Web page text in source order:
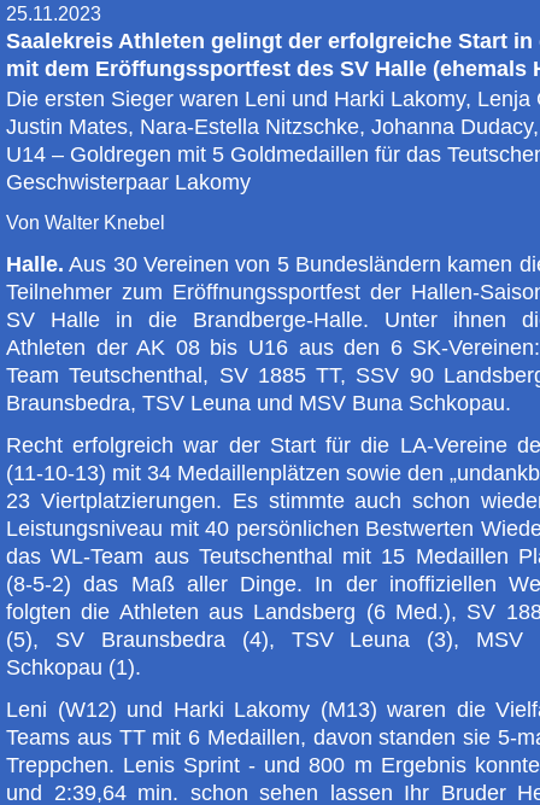
25.11.2023
Saalekreis Athleten gelingt der erfolgreiche Start in
mit dem Eröffungssportfest des SV Halle (ehemals
Die ersten Sieger waren Leni und Harki Lakomy, Lenja
Justin Mates, Nara-Estella Nitzschke, Johanna
U14 – Goldregen mit 5 Goldmedaillen für das
Geschwisterpaar Lakomy
Von Walter Knebel
Halle. Aus 30 Vereinen von 5 Bundesländern kamen
Teilnehmer zum Eröffnungssportfest der Hallen-
SV Halle in die Brandberge-Halle. Unter ihnen
Athleten der AK 08 bis U16 aus den 6 SK-
Team Teutschenthal, SV 1885 TT, SSV 90
Braunsbedra, TSV Leuna und MSV Buna Schkopau.
Recht erfolgreich war der Start für die LA-Vereine
(11-10-13) mit 34 Medaillenplätzen sowie den
23 Viertplatzierungen. Es stimmte auch schon
Leistungsniveau mit 40 persönlichen Bestwerten
das WL-Team aus Teutschenthal mit 15 Medaillen
(8-5-2) das Maß aller Dinge. In der inoffiziellen
folgten die Athleten aus Landsberg (6 Med.), SV
(5), SV Braunsbedra (4), TSV Leuna (3), MSV
Schkopau (1).
Leni (W12) und Harki Lakomy (M13) waren die
Teams aus TT mit 6 Medaillen, davon standen sie 5-
Treppchen. Lenis Sprint - und 800 m Ergebnis
und 2:39,64 min. schon sehen lassen Ihr Bruder